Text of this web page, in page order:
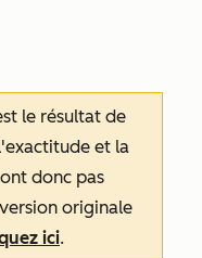
le résultat de
et la
donc pas
originale
ici.